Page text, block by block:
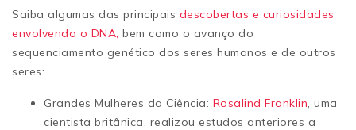
Saiba algumas das principais descobertas e curiosidades
envolvendo o DNA, bem como o avanço do
sequenciamento genético dos seres humanos e de outros
seres:
Grandes Mulheres da Ciência: Rosalind Franklin, uma
cientista britânica, realizou estudos anteriores a